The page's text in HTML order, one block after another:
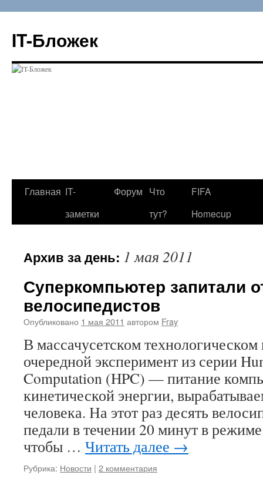
содержимому
IT-Бложек
Главная IT-
заметки
Форум Что
тут?
FIFA
Homecup
Архив за день: 1 мая 2011
Суперкомпьютер запитали
велосипедистов
Опубликовано 1 мая 2011 автором Fray
В массачусетском технологическом
очередной эксперимент из серии
Computation (HPC) — питание
кинетической энергии,
человека. На этот раз десять
педали в течении 20 минут в
чтобы … Читать далее →
Рубрика: Новости | 2 комментария